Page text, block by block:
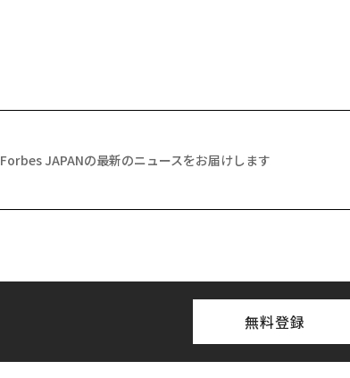
Forbes JAPANの最新のニュースをお届けします
無料登録